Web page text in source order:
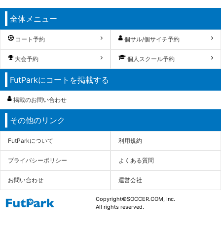
全体メニュー
コート予約 個サル/個サイチ予約
大会予約 個人スクール予約
FutParkにコートを掲載する
掲載のお問い合わせ
その他のリンク
FutParkについて 利用規約
プライバシーポリシー よくある質問
お問い合わせ 運営会社
Copyright©SOCCER.COM, Inc.
All rights reserved.